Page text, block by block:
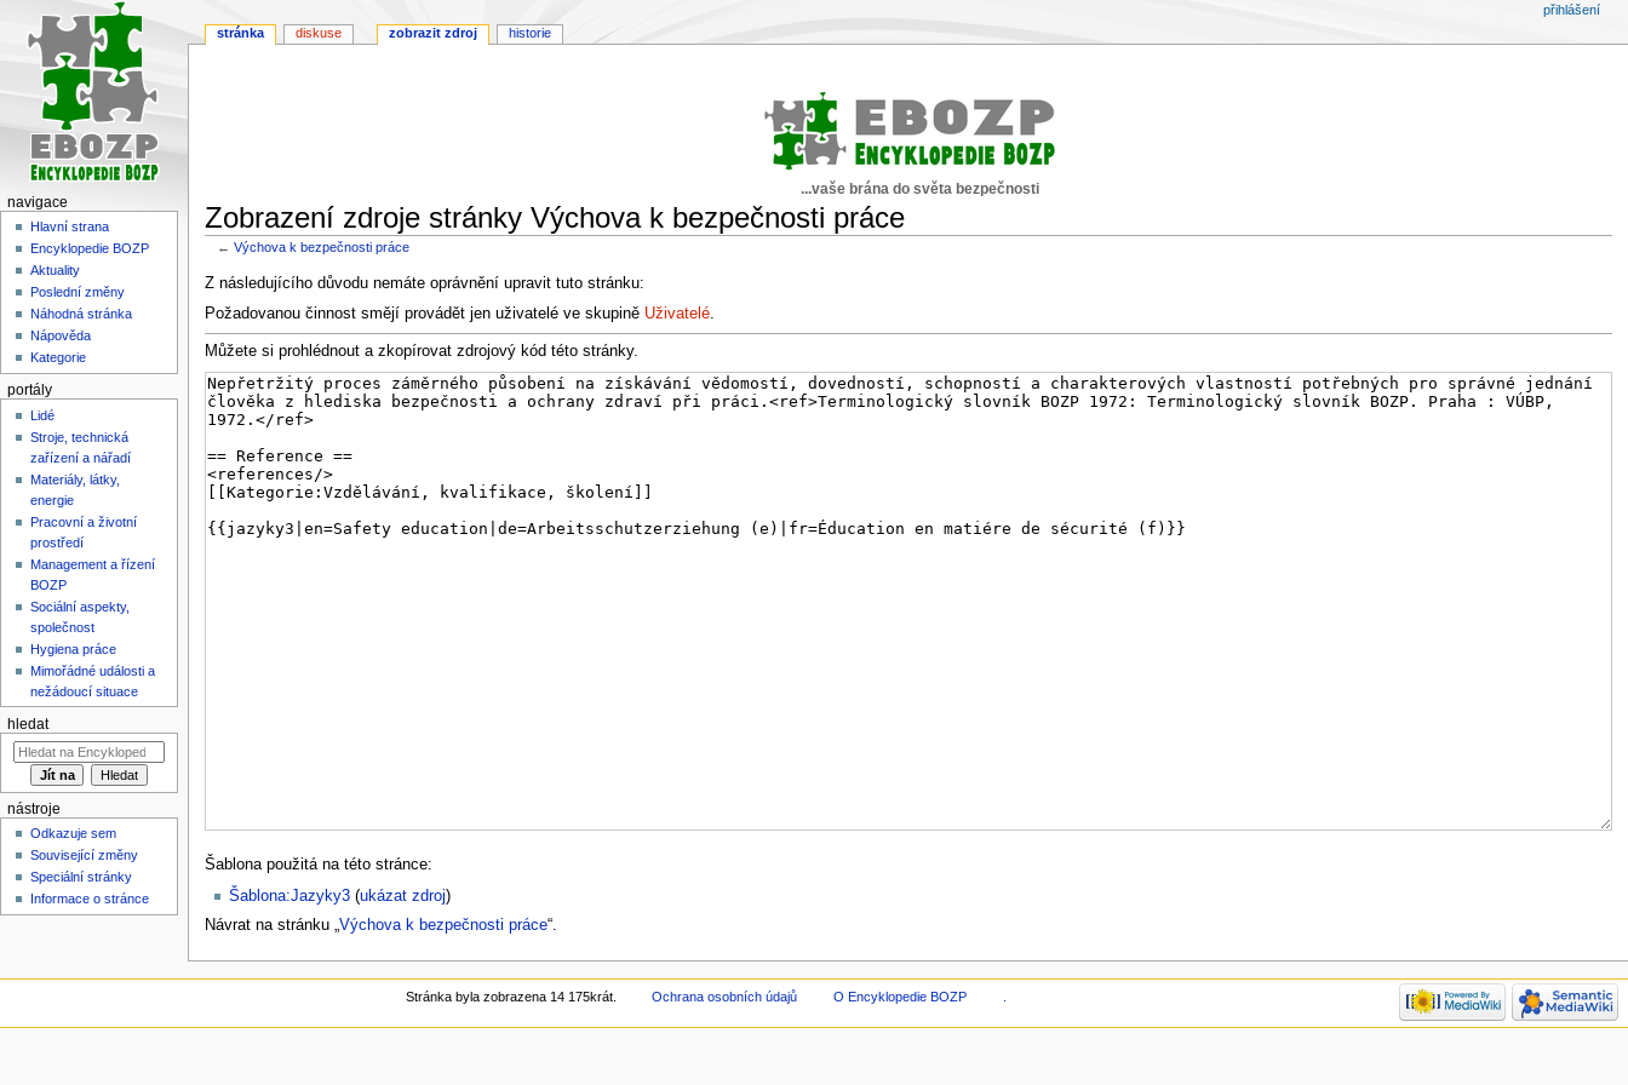
...vaše brána do světa bezpečnosti
Zobrazení zdroje stránky Výchova k bezpečnosti práce
←Výchova k bezpečnosti práce
Skočit
na
Skočit
na
Z následujícího důvodu nemáte oprávnění upravit tuto stránku:
Požadovanou činnost smějí provádět jen uživatelé ve skupině Uživatelé.
Můžete si prohlédnout a zkopírovat zdrojový kód této stránky.
Šablona použitá na této stránce:
Šablona:Jazyky3(ukázat zdroj)
Návrat na stránku „ Výchova k bezpečnosti práce“.
stránka diskuse zobrazit zdroj historie
přihlášení
navigace
Hlavní strana
Encyklopedie BOZP
Aktuality
Poslední změny
Náhodná stránka
Nápověda
Kategorie
portály
Lidé
Stroje, technická
zařízení a nářadí
Materiály, látky,
energie
Pracovní a životní
prostředí
Management a řízení
BOZP
Sociální aspekty,
společnost
Hygiena práce
Mimořádné události a
nežádoucí situace
hledat
nástroje
Odkazuje sem
Související změny
Speciální stránky
Informace o stránce
Stránka byla zobrazena 14 175krát. Ochrana osobních údajů O Encyklopedie BOZP